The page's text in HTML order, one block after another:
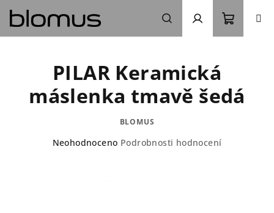
obsah
Hledat Přihlášení
PILAR Keramická
máslenka tmavě šedá
BLOMUS
Průměrné
Neohodnoceno Podrobnosti hodnocení